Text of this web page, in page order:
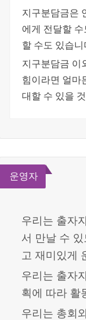
지구분담금은
에게 전달할
할 수도 있습니
지구분담금 이
힘이라면 얼마
대할 수 있을
운영자
우리는 출자
서 만날 수
고 재미있게
우리는 출자
획에 따라 활
우리는 총회